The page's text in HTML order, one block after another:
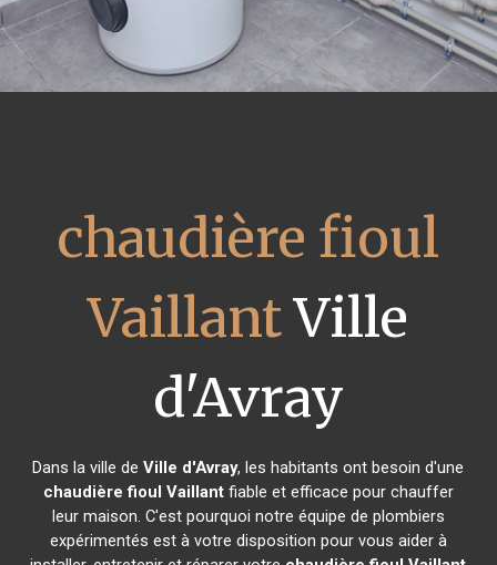
chaudière fioul
VaillantVille
d'Avray
Dans la ville deVille d'Avray, les habitants ont besoin d'une
chaudière fioul Vaillantfiable et efficace pour chauffer
leur maison. C'est pourquoi notre équipe de plombiers
expérimentés est à votre disposition pour vous aider à